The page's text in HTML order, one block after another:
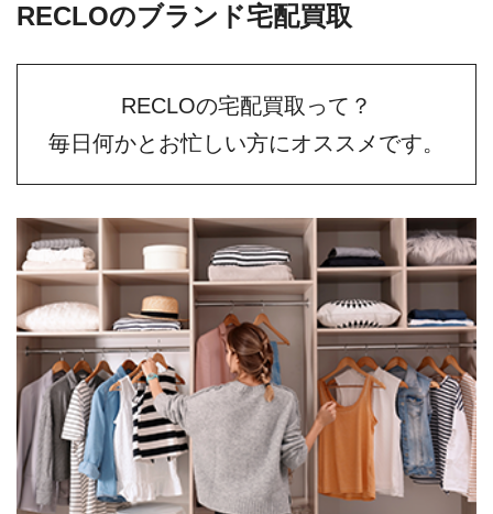
RECLOのブランド宅配買取
RECLOの宅配買取って？
毎日何かとお忙しい方にオススメです。